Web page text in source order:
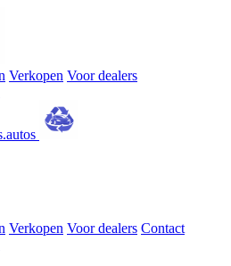
Verkopen Voor dealers
Verkopen Voor dealers Contact